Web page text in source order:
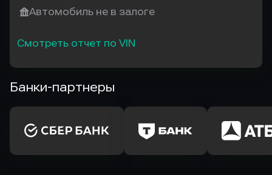
Автомобиль не в залоге
Смотреть отчет по VIN
Банки-партнеры